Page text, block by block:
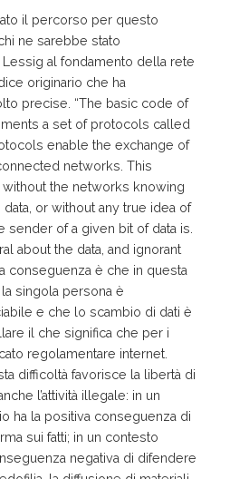
il percorso per questo
ne sarebbe stato
Lessig al fondamento della rete
originario che ha
precise. “The basic code of
a set of protocols called
enable the exchange of
networks. This
the networks knowing
or without any true idea of
sender of a given bit of data is.
about the data, and ignorant
conseguenza è che in questa
singola persona è
e che lo scambio di dati è
il che significa che per i
regolamentare internet.
difficoltà favorisce la libertà di
l’attività illegale: in un
ha la positiva conseguenza di
sui fatti; in un contesto
negativa di difendere